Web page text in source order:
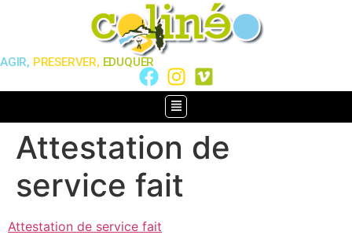
AGIR, PRESERVER, EDUQUER
Attestation de
service fait
Attestation de service fait